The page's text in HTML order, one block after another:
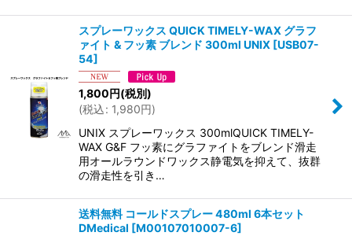
スプレーワックス QUICK TIMELY-WAX グラフ
ァイト & フッ素 ブレンド 300ml UNIX [USB07-
54]
1,800円(税別)
(税込: 1,980円)
UNIX スプレーワックス 300mlQUICK TIMELY-
WAX G&F フッ素にグラファイトをブレンド滑走
用オールラウンドワックス静電気を抑えて、抜群
の滑走性を引き…
送料無料 コールドスプレー 480ml 6本セット
DMedical [M00107010007-6]